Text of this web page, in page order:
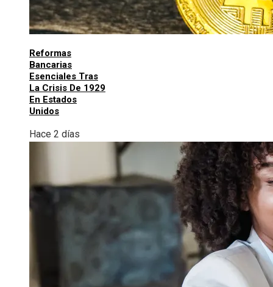
Reformas
Bancarias
Esenciales Tras
La Crisis De 1929
En Estados
Unidos
Hace 2 días